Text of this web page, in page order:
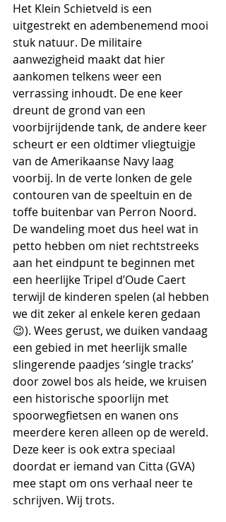
Het Klein Schietveld is een
uitgestrekt en adembenemend mooi
stuk natuur. De militaire
aanwezigheid maakt dat hier
aankomen telkens weer een
verrassing inhoudt. De ene keer
dreunt de grond van een
voorbijrijdende tank, de andere keer
scheurt er een oldtimer vliegtuigje
van de Amerikaanse Navy laag
voorbij. In de verte lonken de gele
contouren van de speeltuin en de
toffe buitenbar van Perron Noord.
De wandeling moet dus heel wat in
petto hebben om niet rechtstreeks
aan het eindpunt te beginnen met
een heerlijke Tripel d’Oude Caert
terwijl de kinderen spelen (al hebben
we dit zeker al enkele keren gedaan
😉). Wees gerust, we duiken vandaag
een gebied in met heerlijk smalle
slingerende paadjes ‘single tracks’
door zowel bos als heide, we kruisen
een historische spoorlijn met
spoorwegfietsen en wanen ons
meerdere keren alleen op de wereld.
Deze keer is ook extra speciaal
doordat er iemand van Citta (GVA)
mee stapt om ons verhaal neer te
schrijven. Wij trots.